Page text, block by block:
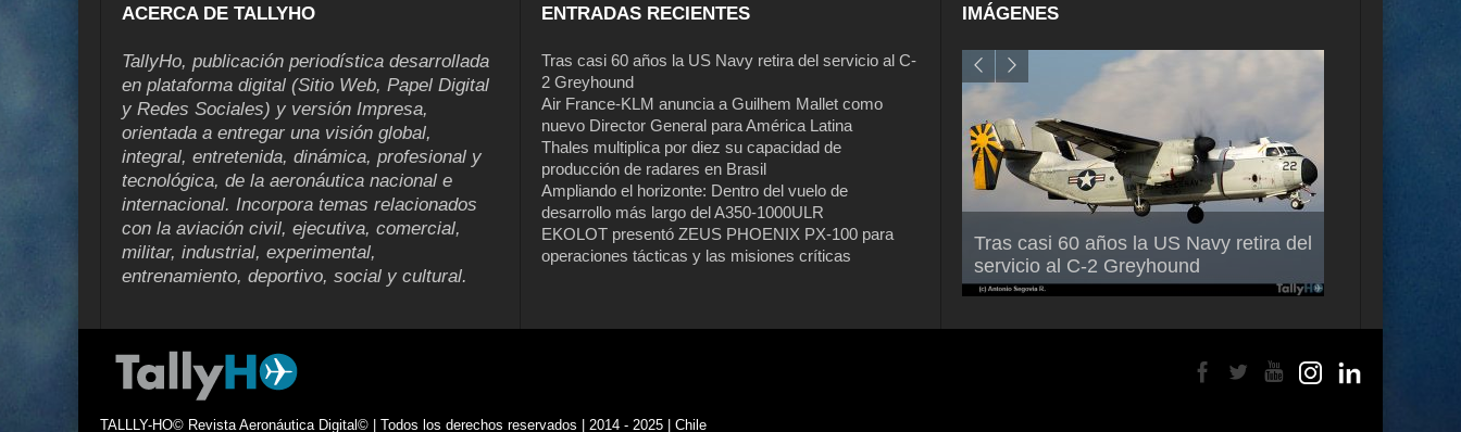
ACERCA DE TALLYHO
TallyHo, publicación periodística desarrollada
en plataforma digital (Sitio Web, Papel Digital
y Redes Sociales) y versión Impresa,
orientada a entregar una visión global,
integral, entretenida, dinámica, profesional y
tecnológica, de la aeronáutica nacional e
internacional. Incorpora temas relacionados
con la aviación civil, ejecutiva, comercial,
militar, industrial, experimental,
entrenamiento, deportivo, social y cultural.
ENTRADAS RECIENTES
Tras casi 60 años la US Navy retira del servicio al C-
2 Greyhound
Air France-KLM anuncia a Guilhem Mallet como
nuevo Director General para América Latina
Thales multiplica por diez su capacidad de
producción de radares en Brasil
Ampliando el horizonte: Dentro del vuelo de
desarrollo más largo del A350-1000ULR
EKOLOT presentó ZEUS PHOENIX PX-100 para
operaciones tácticas y las misiones críticas
IMÁGENES
Tras casi 60 años la US Navy retira del
servicio al C-2 Greyhound
Air France-KLM anuncia a Guilhem
Mallet como nuevo Director General
para América Latina
TALLLY-HO© Revista Aeronáutica Digital© | Todos los derechos reservados | 2014 - 2025 | Chile